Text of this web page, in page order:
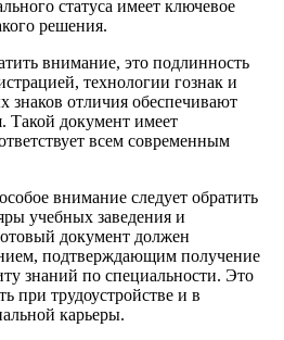
статуса имеет ключевое
решения.
внимание, это подлинность
технологии гознак и
знаков отличия обеспечивают
Такой документ имеет
всем современным
внимание следует обратить
учебных заведения и
документ должен
подтверждающим получение
знаний по специальности. Это
при трудоустройстве и в
карьеры.